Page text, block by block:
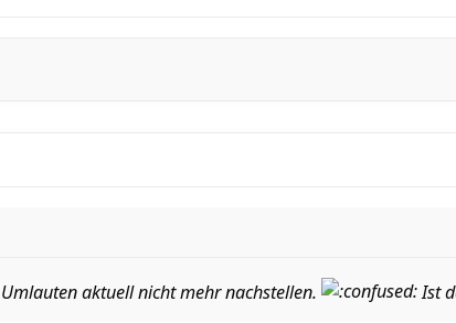
aktuell nicht mehr nachstellen. Ist